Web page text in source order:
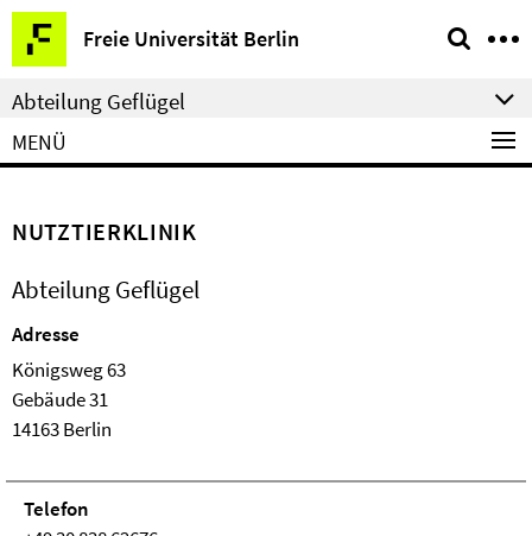
Springe
direkt
zu
Inhalt
Freie Universität Berlin
Service-
Navigation
Abteilung Geflügel
MENÜ
NUTZTIERKLINIK
Abteilung Geflügel
Adresse
Königsweg 63
Ge­bäude 31
14163 Berlin
Telefon